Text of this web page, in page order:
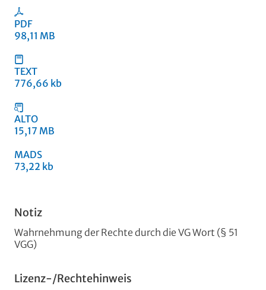
PDF
98,11 MB
TEXT
776,66 kb
ALTO
15,17 MB
MADS
73,22 kb
Notiz
Wahrnehmung der Rechte durch die VG Wort (§ 51
VGG)
Lizenz-/Rechtehinweis